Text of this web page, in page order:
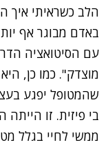
הלב כשראיתי איך
באדם מבוגר אף
עם הסיטואציה
מוצדק". כמו כן,
שהמטופל יפגע
בי פיזית. זו
ממשי לחיי בגלל